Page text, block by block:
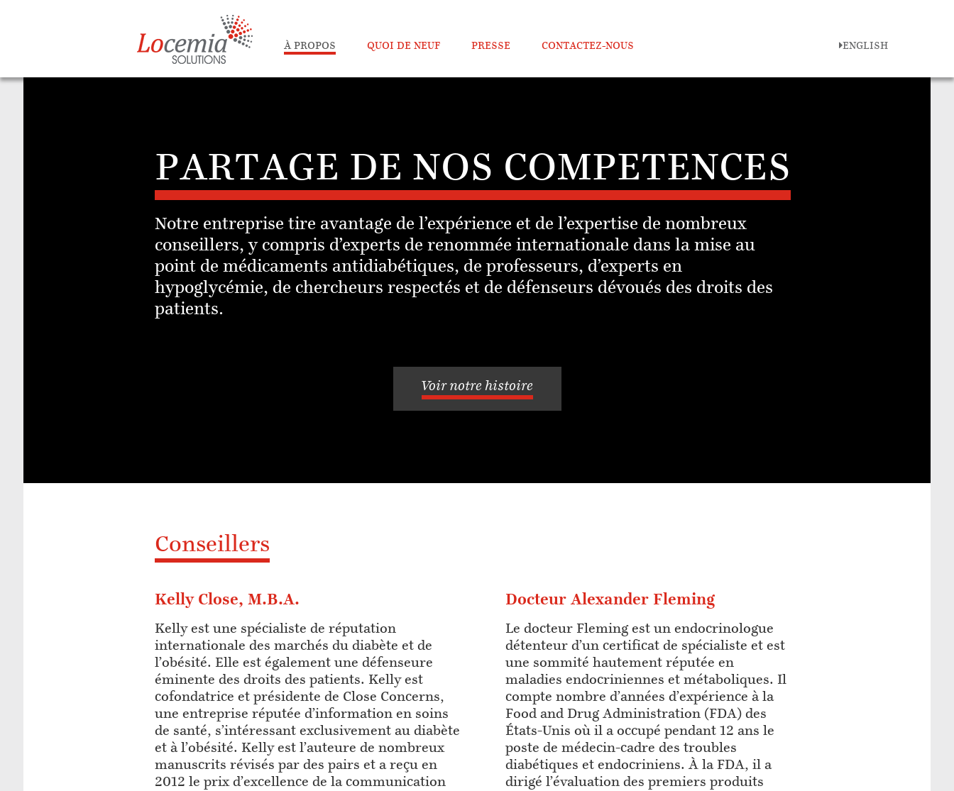
ENGLISH
À PROPOS QUOI DE NEUF PRESSE CONTACTEZ-NOUS
PARTAGE DE NOS COMPETENCES
Notre entreprise tire avantage de l’expérience et de l’expertise de nombreux
conseillers, y compris d’experts de renommée internationale dans la mise au
point de médicaments antidiabétiques, de professeurs, d’experts en
hypoglycémie, de chercheurs respectés et de défenseurs dévoués des droits des
patients.
Voir notre histoire
Conseillers
Kelly Close, M.B.A.
Kelly est une spécialiste de réputation
internationale des marchés du diabète et de
l’obésité. Elle est également une défenseure
éminente des droits des patients. Kelly est
cofondatrice et présidente de Close Concerns,
une entreprise réputée d’information en soins
de santé, s’intéressant exclusivement au diabète
et à l’obésité. Kelly est l’auteure de nombreux
manuscrits révisés par des pairs et a reçu en
2012 le prix d’excellence de la communication
Docteur Alexander Fleming
Le docteur Fleming est un endocrinologue
détenteur d’un certificat de spécialiste et est
une sommité hautement réputée en
maladies endocriniennes et métaboliques. Il
compte nombre d’années d’expérience à la
Food and Drug Administration (FDA) des
États-Unis où il a occupé pendant 12 ans le
poste de médecin-cadre des troubles
diabétiques et endocriniens. À la FDA, il a
dirigé l’évaluation des premiers produits